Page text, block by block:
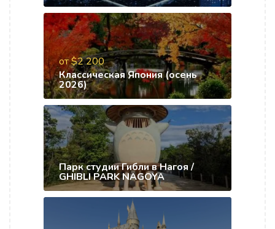
от $2 200
Классическая Япония (осень
2026)
Парк студии Гибли в Нагоя /
GHIBLI PARK NAGOYA